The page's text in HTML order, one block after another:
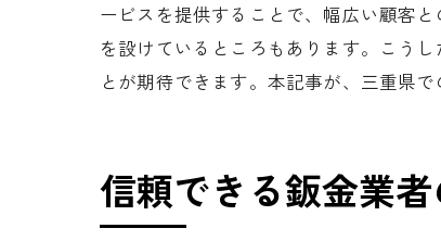
ービスを提供することで、幅広い顧客
を設けているところもあります。こう
とが期待できます。本記事が、三重県
信頼できる鈑金業